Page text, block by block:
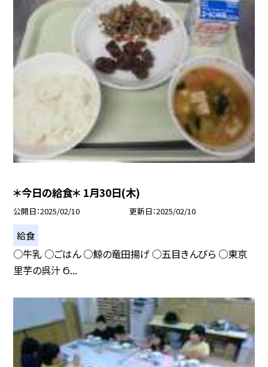
＊今日の給食＊ 1月30日(木)
公開日 2025/02/10 更新日 2025/02/10
給食
○牛乳 ○ごはん ○鯨の竜田揚げ ○五目きんぴら ○東京
里芋の呉汁 Ϭ...